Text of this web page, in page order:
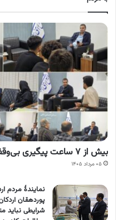
بیش از ۷ ساعت پیگیری بی‌وقفۀ مطالبات مردمی
۰۵ مرداد ۱۴۰۵
نمایندۀ مردم
پوردهقان
شرایطی نباید